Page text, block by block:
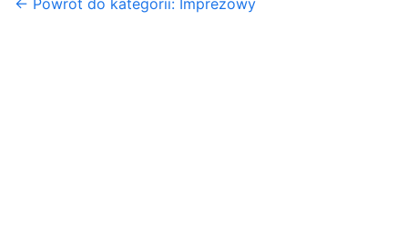
← Powrót do kategorii: Imprezowy